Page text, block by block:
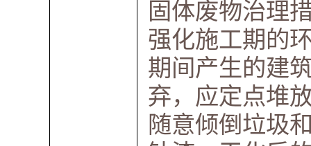
固体废物治理
强化施工期的
期间产生的建
弃，应定点堆
随意倾倒垃圾